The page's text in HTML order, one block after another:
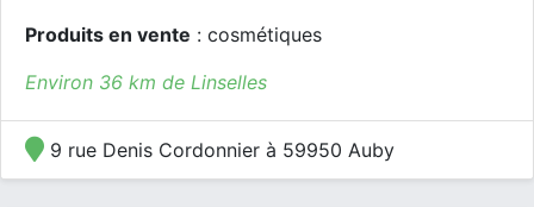
Produits en vente : cosmétiques
Environ 36 km de Linselles
9 rue Denis Cordonnier à 59950 Auby